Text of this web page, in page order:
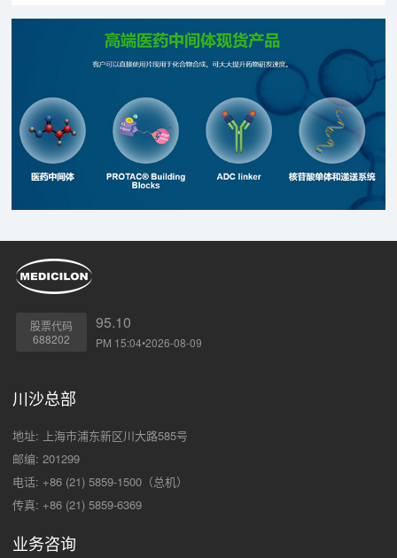
股票代码
688202
95.10
PM 15:04•2026-08-09
川沙总部
地址: 上海市浦东新区川大路585号
邮编: 201299
电话: +86 (21) 5859-1500（总机）
传真: +86 (21) 5859-6369
业务咨询